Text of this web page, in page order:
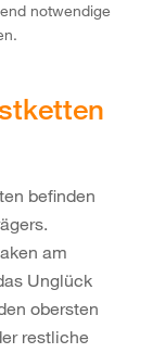
notwendige
befinden
am
Unglück
obersten
restliche